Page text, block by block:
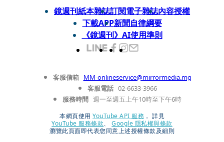
鏡週刊紙本雜誌訂閱電子雜誌內容授權
下載APP新聞自律綱要
《鏡週刊》AI使用準則
客服信箱 MM-onlineservice@mirrormedia.mg
客服電話 02-6633-3966
服務時間 週一至週五上午10時至下午6時
本網頁使用 YouTube API 服務 ， 詳見
YouTube 服務條款、
Google 隱私權與條款
瀏覽此頁面即代表您同意上述授權條款及細則